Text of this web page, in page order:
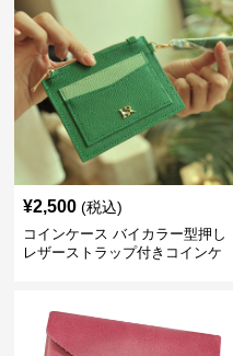
¥2,500 (税込)
コインケース バイカラー型押し
レザーストラップ付きコインケ